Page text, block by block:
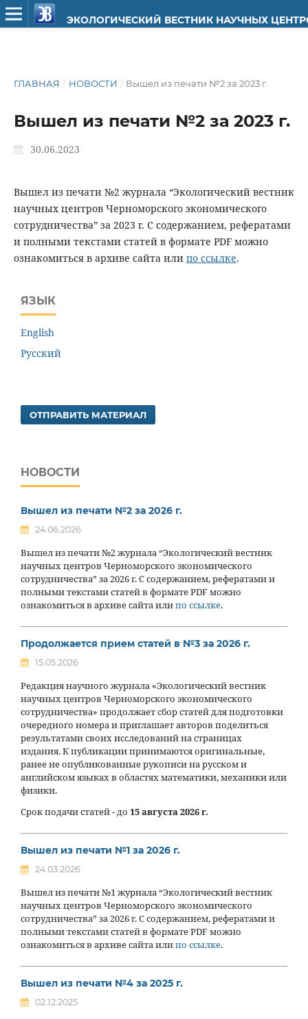
ЭКОЛОГИЧЕСКИЙ ВЕСТНИК НАУЧНЫХ
ГЛАВНАЯ / НОВОСТИ / Вышел из печати №2 за 2023 г.
Вышел из печати №2 за 2023 г.
30.06.2023
Вышел из печати №2 журнала “Экологический вестник
научных центров Черноморского экономического
сотрудничества” за 2023 г. С содержанием, рефератами
и полными текстами статей в формате PDF можно
ознакомиться в архиве сайта или по ссылке.
ЯЗЫК
English
Русский
ОТПРАВИТЬ МАТЕРИАЛ
НОВОСТИ
Вышел из печати №2 за 2026 г.
24.06.2026
Вышел из печати №2 журнала “Экологический вестник
научных центров Черноморского экономического
сотрудничества” за 2026 г. С содержанием, рефератами и
полными текстами статей в формате PDF можно
ознакомиться в архиве сайта илипо ссылке.
Продолжается прием статей в №3 за 2026 г.
15.05.2026
Редакция научного журнала «Экологический вестник
научных центров Черноморского экономического
сотрудничества» продолжает сбор статей для подготовки
очередного номера и приглашает авторов поделиться
результатами своих исследований на страницах
издания. К публикации принимаются оригинальные,
ранее не опубликованные рукописи на русском и
английском языках в областях математики, механики или
физики.
Срок подачи статей - до 15 августа 2026 г.
Вышел из печати №1 за 2026 г.
24.03.2026
Вышел из печати №1 журнала “Экологический вестник
научных центров Черноморского экономического
сотрудничества” за 2026 г. С содержанием, рефератами и
полными текстами статей в формате PDF можно
ознакомиться в архиве сайта илипо ссылке.
Вышел из печати №4 за 2025 г.
02.12.2025